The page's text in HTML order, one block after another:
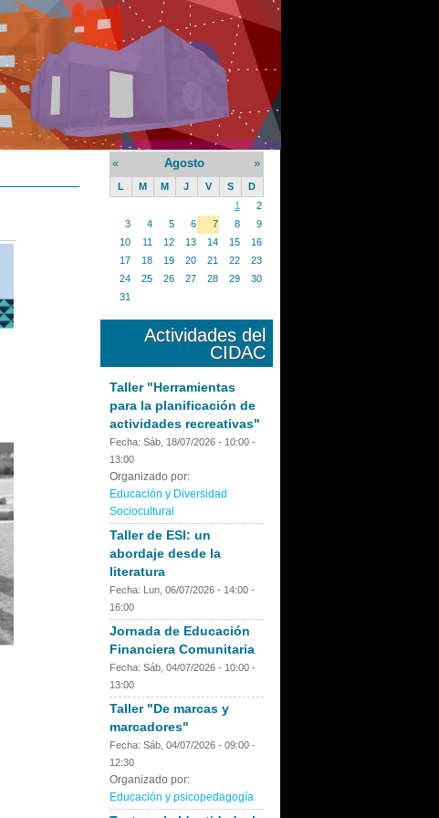
« Agosto »
L M M J V S
D
1
2
3
4 5 6 7 8
9
10
11 12 13 14 15
16
17
18 19 20 21 22
23
24
25 26 27 28 29
30
31
Actividades del
CIDAC
Taller "Herramientas
para la planificación de
actividades recreativas"
Fecha: Sáb, 18/07/2026 - 10:00-
13:00
Organizado por:
Educación y Diversidad
Sociocultural
Taller de ESI: un
abordaje desde la
literatura
Fecha: Lun, 06/07/2026 - 14:00-
16:00
Jornada de Educación
Financiera Comunitaria
Fecha: Sáb, 04/07/2026 - 10:00-
13:00
Taller "De marcas y
marcadores"
Fecha: Sáb, 04/07/2026 - 09:00-
12:30
Organizado por:
Educación y psicopedagogía